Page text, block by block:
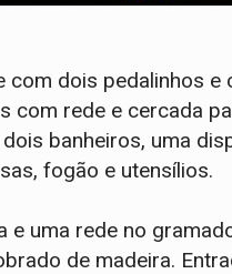
dois pedalinhos e
com rede e cercada
banheiros, uma
fogão e utensílios.
e uma rede no
de madeira.